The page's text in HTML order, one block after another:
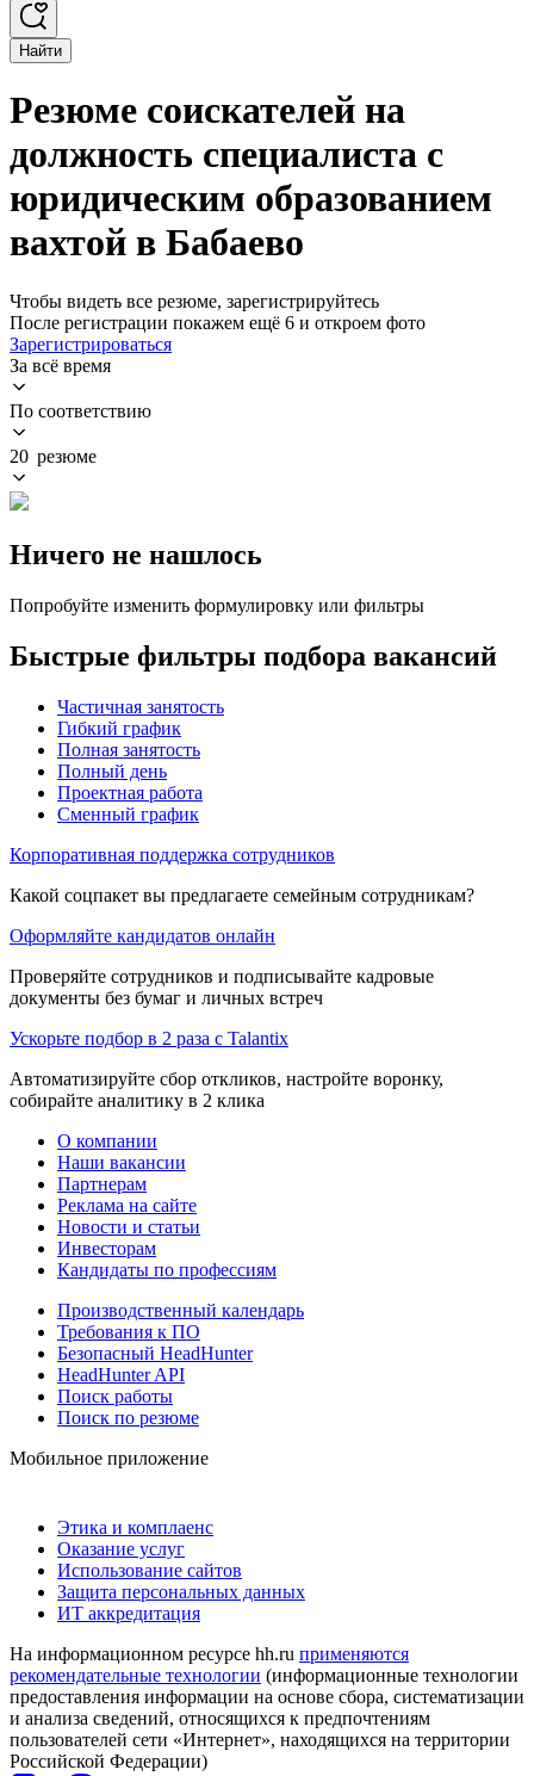
Найти
Резюме соискателей на
должность специалиста с
юридическим образованием
вахтой в Бабаево
Чтобы видеть все резюме, зарегистрируйтесь
После регистрации покажем ещё 6 и откроем фото
Зарегистрироваться
За всё время
По соответствию
20 резюме
Ничего не нашлось
Попробуйте изменить формулировку или фильтры
Быстрые фильтры подбора вакансий
Частичная занятость
Гибкий график
Полная занятость
Полный день
Проектная работа
Сменный график
Корпоративная поддержка сотрудников
Какой соцпакет вы предлагаете семейным сотрудникам?
Оформляйте кандидатов онлайн
Проверяйте сотрудников и подписывайте кадровые
документы без бумаг и личных встреч
Ускорьте подбор в 2 раза с Talantix
Автоматизируйте сбор откликов, настройте воронку,
собирайте аналитику в 2 клика
О компании
Наши вакансии
Партнерам
Реклама на сайте
Новости и статьи
Инвесторам
Кандидаты по профессиям
Производственный календарь
Требования к ПО
Безопасный HeadHunter
HeadHunter API
Поиск работы
Поиск по резюме
Мобильное приложение
Этика и комплаенс
Оказание услуг
Использование сайтов
Защита персональных данных
ИТ аккредитация
На информационном ресурсе hh.ru применяются
рекомендательные технологии (информационные технологии
предоставления информации на основе сбора, систематизации
и анализа сведений, относящихся к предпочтениям
пользователей сети «Интернет», находящихся на территории
Российской Федерации)